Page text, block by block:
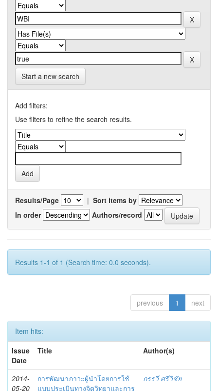
Start a new search
Add filters:
Use filters to refine the search results.
Results/Page | Sort items by
In order
Authors/record
Results 1-1 of 1 (Search time: 0.0 seconds).
previous 1 next
Item hits:
Issue
Date
Title Author(s)
2014-
05-20
การพัฒนาภาวะผู้นำโดยการใช้
แบบประเมินทางจิตวิทยาและการ
กรรวี ศรีวิชัย